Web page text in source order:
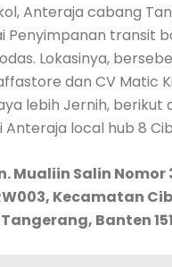
Anteraja cabang
Penyimpanan transit
Lokasinya,
dan CV Matic
lebih Jernih, berikut
local hub 8
Mualiin Salin Nomor
Kecamatan
Banten